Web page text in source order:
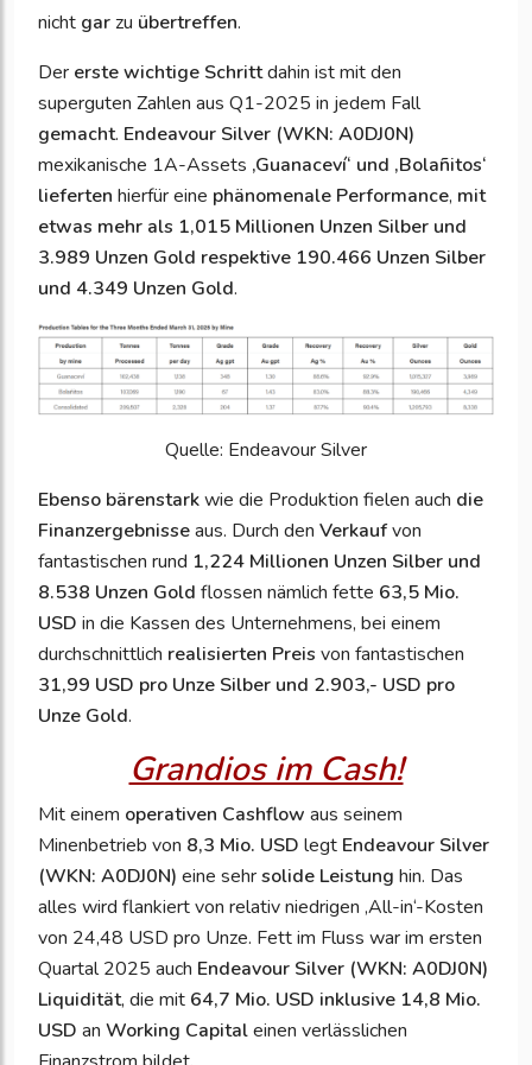
nicht garzu übertreffen.
Der erste wichtige Schrittdahin ist mit den
superguten Zahlen aus Q1-2025 in jedem Fall
gemacht. Endeavour Silver (WKN: A0DJ0N)
mexikanische 1A-Assets ‚Guanaceví‘ und ‚Bolañitos‘
lieferten hierfür eine phänomenale Performance, mit
etwas mehr als 1,015 Millionen Unzen Silber und
3.989 Unzen Gold respektive 190.466 Unzen Silber
und 4.349 Unzen Gold.
Quelle: Endeavour Silver
Ebenso bärenstarkwie die Produktion fielen auch die
Finanzergebnisseaus. Durch den Verkaufvon
fantastischen rund 1,224 Millionen Unzen Silber und
8.538 Unzen Gold flossen nämlich fette 63,5 Mio.
USD in die Kassen des Unternehmens, bei einem
durchschnittlich realisierten Preis von fantastischen
31,99 USD pro Unze Silber und 2.903,- USD pro
Unze Gold.
Grandios im Cash!
Mit einem operativen Cashflow aus seinem
Minenbetrieb von 8,3 Mio. USD legt Endeavour Silver
(WKN: A0DJ0N) eine sehrsolide Leistung hin. Das
alles wird flankiert von relativ niedrigen ‚All-in‘-Kosten
von 24,48 USD pro Unze. Fett im Fluss war im ersten
Quartal 2025 auch Endeavour Silver (WKN: A0DJ0N)
Liquidität, die mit 64,7 Mio. USD inklusive 14,8 Mio.
USD an Working Capitaleinen verlässlichen